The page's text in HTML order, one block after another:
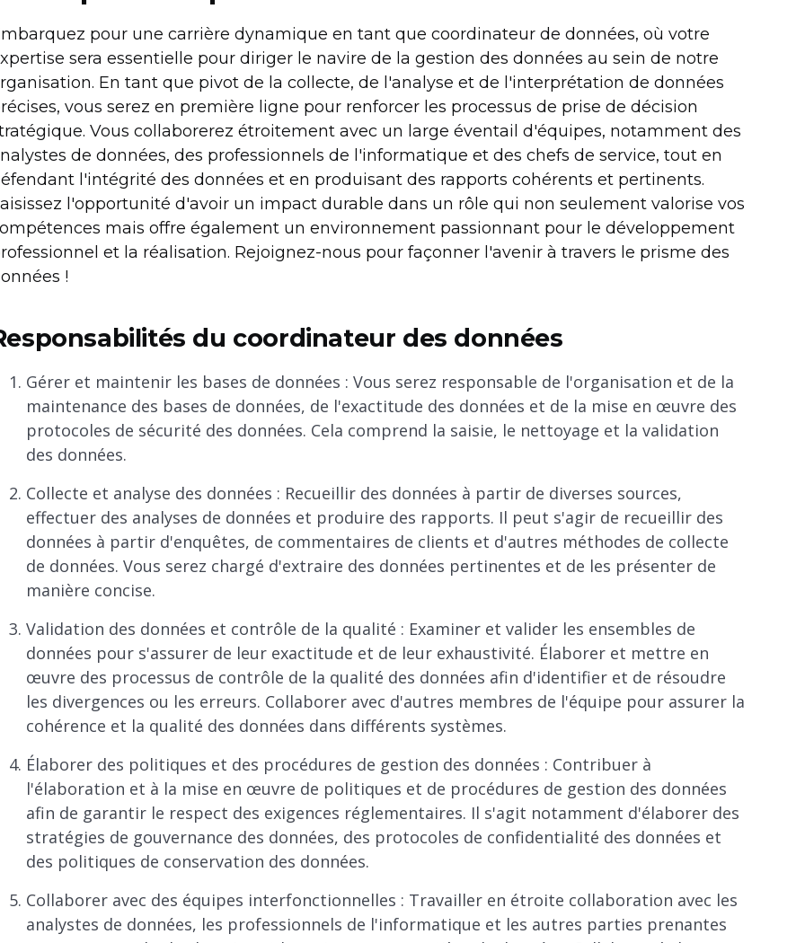
pour une carrière dynamique en tant que coordinateur de données, où votre
sera essentielle pour diriger le navire de la gestion des données au sein de notre
En tant que pivot de la collecte, de l'analyse et de l'interprétation de données
vous serez en première ligne pour renforcer les processus de prise de décision
Vous collaborerez étroitement avec un large éventail d'équipes, notamment des
de données, des professionnels de l'informatique et des chefs de service, tout en
l'intégrité des données et en produisant des rapports cohérents et pertinents.
l'opportunité d'avoir un impact durable dans un rôle qui non seulement valorise vos
mais offre également un environnement passionnant pour le développement
et la réalisation. Rejoignez-nous pour façonner l'avenir à travers le prisme des
!
du coordinateur des données
Gérer et maintenir les bases de données : Vous serez responsable de l'organisation et de la
maintenance des bases de données, de l'exactitude des données et de la mise en œuvre des
protocoles de sécurité des données. Cela comprend la saisie, le nettoyage et la validation
des données.
Collecte et analyse des données : Recueillir des données à partir de diverses sources,
effectuer des analyses de données et produire des rapports. Il peut s'agir de recueillir des
données à partir d'enquêtes, de commentaires de clients et d'autres méthodes de collecte
de données. Vous serez chargé d'extraire des données pertinentes et de les présenter de
manière concise.
Validation des données et contrôle de la qualité : Examiner et valider les ensembles de
données pour s'assurer de leur exactitude et de leur exhaustivité. Élaborer et mettre en
œuvre des processus de contrôle de la qualité des données afin d'identifier et de résoudre
les divergences ou les erreurs. Collaborer avec d'autres membres de l'équipe pour assurer la
cohérence et la qualité des données dans différents systèmes.
Élaborer des politiques et des procédures de gestion des données : Contribuer à
l'élaboration et à la mise en œuvre de politiques et de procédures de gestion des données
afin de garantir le respect des exigences réglementaires. Il s'agit notamment d'élaborer des
stratégies de gouvernance des données, des protocoles de confidentialité des données et
des politiques de conservation des données.
Collaborer avec des équipes interfonctionnelles : Travailler en étroite collaboration avec les
analystes de données, les professionnels de l'informatique et les autres parties prenantes